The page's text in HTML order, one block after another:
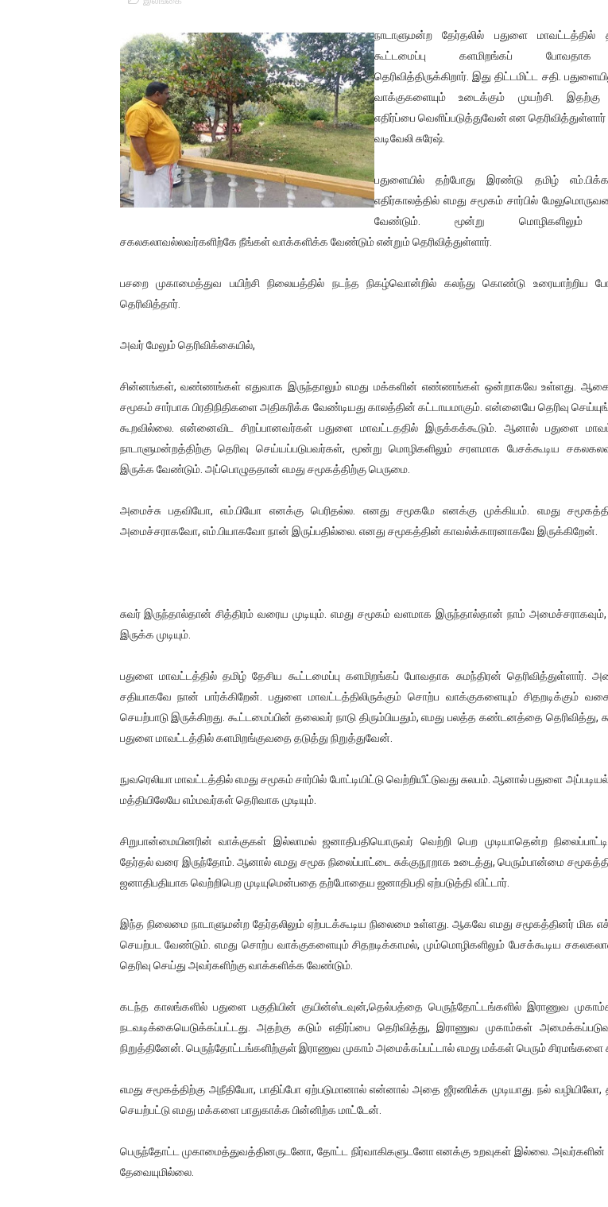
பிரிட்டனால் கடத்தப்படும் நிலையில் இலங்கைத் தமிழ் குடும்பம்!! நடந்தது என்ன
வர்ராரு...வர்ராரு... அண்ணாத்த : ரஜினிக்காக இலங்கை பாடலாசிரியர் வெளியிட்ட...
கைது செய்யப்பட்ட இளைஞன் உயிரிழப்பு - கொதித்தெழுந்த பிரதேசவாசிகள்!
தடுப்பூசியை பெற்றுக் கொள்ளக் கூடிய இடங்கள்...
சிறுமியை பாலியல் வன்கொடுமை செய்த முதியவருக்கு வழங்கப்பட்ட தண்டனை
பிரபல நடிகை தூக்கிட்டு தற்கொலை!
தியாகதீபம் லெப்.கேணல் திலீபன், கேணல் சங்கர் ஆகியோரின் நினைவெழுச்சி
ஐ.நா முன்றலில் சீரற்ற காலநிலையிலும் தமிழின அழிப்பிற்கு நீதி கேட்டு
இளையராஜா – கமல் அவசர சந்திப்பு (படங்கள், விடியோ)
ஜனாதிபதி ஐக்கிய நாடுகளின் பொதுச் சபை கூட்டத்தில் இன்று உரை
32 CM விநோத கன்றுக்குட்டி! (வீடியோ)
அல்வா கொடுக்கின்றது இலங்கை!
நாடாளுமன்ற தேர்தலில் பதுளை மாவட்டத்தில்
கூட்டமைப்பு களமிறங்கப் போவதாக
தெரிவித்திருக்கிறார். இது திட்டமிட்ட சதி.
வாக்குகளையும் உடைக்கும் முயற்சி.
எதிர்ப்பை வெளிப்படுத்துவேன் என தெரிவித்துள்ளார்
வடிவேலி சுரேஷ்.
பதுளையில் தற்போது இரண்டு தமிழ்
எதிர்காலத்தில் எமது சமூகம் சார்பில்
வேண்டும். மூன்று மொழிகளிலும்
சகலகலாவல்லவர்களிற்கே நீங்கள் வாக்களிக்க வேண்டும் என்றும் தெரிவித்துள்ளார்.
பசறை முகாமைத்துவ பயிற்சி நிலையத்தில் நடந்த நிகழ்வொன்றில் கலந்து கொண்டு உரையாற்றிய
தெரிவித்தார்.
அவர் மேலும் தெரிவிக்கையில்,
சின்னங்கள், வண்ணங்கள் எதுவாக இருந்தாலும் எமது மக்களின் எண்ணங்கள் ஒன்றாகவே உள்ளது.
சமூகம் சார்பாக பிரதிநிதிகளை அதிகரிக்க வேண்டியது காலத்தின் கட்டாயமாகும். என்னையே தெரிவு
கூறவில்லை. என்னைவிட சிறப்பானவர்கள் பதுளை மாவட்டததில் இருக்கக்கூடும். ஆனால் பதுளை
நாடாளுமன்றத்திற்கு தெரிவு செய்யப்படுபவர்கள், மூன்று மொழிகளிலும் சரளமாக பேசக்கூடிய
இருக்க வேண்டும். அப்பொழுததான் எமது சமூகத்திற்கு பெருமை.
அமைச்சு பதவியோ, எம்.பியோ எனக்கு பெரிதல்ல. எனது சமூகமே எனக்கு முக்கியம். எமது
அமைச்சராகவோ, எம்.பியாகவோ நான் இருப்பதில்லை. எனது சமூகத்தின் காவல்க்காரனாகவே இருக்கிறேன்.
சுவர் இருந்தால்தான் சித்திரம் வரைய முடியும். எமது சமூகம் வளமாக இருந்தால்தான் நாம் அமைச்சராகவும்,
இருக்க முடியும்.
பதுளை மாவட்டத்தில் தமிழ் தேசிய கூட்டமைப்பு களமிறங்கப் போவதாக சுமந்திரன் தெரிவித்துள்ளார்.
சதியாகவே நான் பார்க்கிறேன். பதுளை மாவட்டத்திலிருக்கும் சொற்ப வாக்குகளையும் சிதறடிக்கும்
செயற்பாடு இருக்கிறது. கூட்டமைப்பின் தலைவர் நாடு திரும்பியதும், எமது பலத்த கண்டனத்தை தெரிவித்து,
பதுளை மாவட்டத்தில் களமிறங்குவதை தடுத்து நிறுத்துவேன்.
நுவரெலியா மாவட்டத்தில் எமது சமூகம் சார்பில் போட்டியிட்டு வெற்றியீட்டுவது சுலபம். ஆனால் பதுளை
மத்தியிலேயே எம்மவர்கள் தெரிவாக முடியும்.
சிறுபான்மையினரின் வாக்குகள் இல்லாமல் ஜனாதிபதியொருவர் வெற்றி பெற முடியாதென்ற
தேர்தல் வரை இருந்தோம். ஆனால் எமது சமூக நிலைப்பாட்டை சுக்குநூறாக உடைத்து, பெரும்பான்மை
ஜனாதிபதியாக வெற்றிபெற முடியுமென்பதை தற்போதைய ஜனாதிபதி ஏற்படுத்தி விட்டார்.
இந்த நிலைமை நாடாளுமன்ற தேர்தலிலும் ஏற்படக்கூடிய நிலைமை உள்ளது. ஆகவே எமது சமூகத்தினர் மிக
செயற்பட வேண்டும். எமது சொற்ப வாக்குகளையும் சிதறடிக்காமல், மும்மொழிகளிலும் பேசக்கூடிய
தெரிவு செய்து அவர்களிற்கு வாக்களிக்க வேண்டும்.
கடந்த காலங்களில் பதுளை பகுதியின் குயின்ஸ்டவுன்,தெல்பத்தை பெருந்தோட்டங்களில் இராணுவ
நடவடிக்கையெடுக்கப்பட்டது. அதற்கு கடும் எதிர்ப்பை தெரிவித்து, இராணுவ முகாம்கள்
நிறுத்தினேன். பெருந்தோட்டங்களிற்குள் இராணுவ முகாம் அமைக்கப்பட்டால் எமது மக்கள் பெரும் சிரமங்களை
எமது சமூகத்திற்கு அநீதியோ, பாதிப்போ ஏற்படுமானால் என்னால் அதை ஜீரணிக்க முடியாது. நல்
செயற்பட்டு எமது மக்களை பாதுகாக்க பின்னிற்க மாட்டேன்.
பெருந்தோட்ட முகாமைத்துவத்தினருடனோ, தோட்ட நிர்வாகிகளுடனோ எனக்கு உறவுகள் இல்லை. அவர்களின்
தேவையுமில்லை.